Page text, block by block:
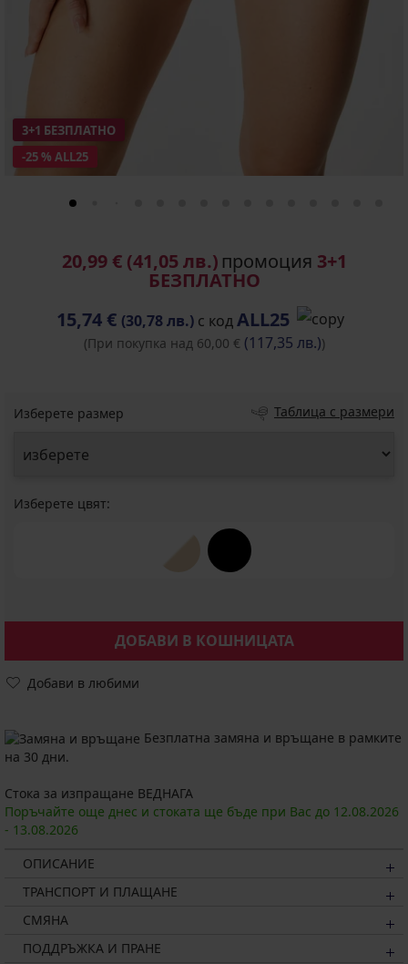
-25 % ALL25
3+1 БЕЗПЛАТНО
20,99 € (41,05 лв.) промоция 3+1
БЕЗПЛАТНО
15,74 € (30,78 лв.) с кодALL25
(При покупка над 60,00 € (117,35 лв.))
Изберете размер Таблица с размери
Изберете цвят:
ДОБАВИ В КОШНИЦАТА
Добави в любими
Безплатна замяна и връщане в рамките
на 30 дни.
Стока за изпращане ВЕДНАГА
Поръчайте още днес и стоката ще бъде при Вас до 12.08.2026
- 13.08.2026
ОПИСАНИЕ
ТРАНСПОРТ И ПЛАЩАНЕ
СМЯНА
ПОДДРЪЖКА И ПРАНЕ